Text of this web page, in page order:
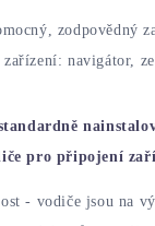
zodpovědný
navigátor,
pro připojení
- vodiče jsou na